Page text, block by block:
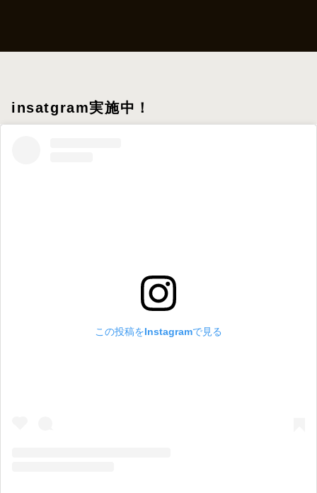
insatgram実施中！
この投稿をInstagramで見る